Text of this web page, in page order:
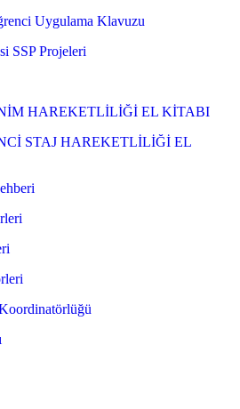
Uygulama Klavuzu
SSP Projeleri
HAREKETLİLİĞİ EL KİTABI
STAJ HAREKETLİLİĞİ EL